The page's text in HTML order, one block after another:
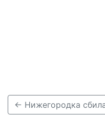
← Нижегородка